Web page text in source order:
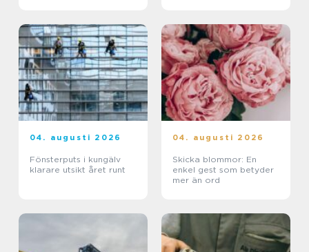
04. augusti 2026
Fönsterputs i kungälv
klarare utsikt året runt
04. augusti 2026
Skicka blommor: En
enkel gest som betyder
mer än ord